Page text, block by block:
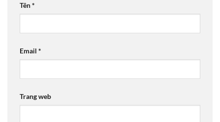
Tên*
Email *
Trang web